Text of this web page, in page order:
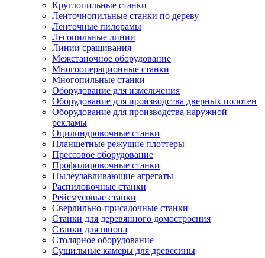
Круглопильные станки
Ленточнопильные станки по дереву
Ленточные пилорамы
Лесопильные линии
Линии сращивания
Межстаночное оборудование
Многооперационные станки
Многопильные станки
Оборудование для измельчения
Оборудование для производства дверных полотен
Оборудование для производства наружной
рекламы
Оцилиндровочные станки
Планшетные режущие плоттеры
Прессовое оборудование
Профилировочные станки
Пылеулавливающие агрегаты
Распиловочные станки
Рейсмусовые станки
Сверлильно-присадочные станки
Станки для деревянного домостроения
Станки для шпона
Столярное оборудование
Сушильные камеры для древесины